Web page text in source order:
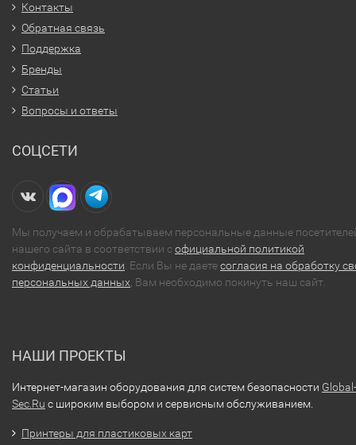
Контакты
Обратная связь
Поддержка
Бренды
Статьи
Вопросы и ответы
СОЦСЕТИ
Мы получаем и обрабатываем персональные данные
нашего сайта в соответствии софициальной политикой
конфиденциальности. Если Вы не даетесогласия на обработку
персональных данных, Вам необходимо покинуть наш сайт.
НАШИ ПРОЕКТЫ
Интернет-магазин оборудования для систем безопасности Global-
Sec.Ru с широким выбором и сервисным обслуживанием.
Принтеры для пластиковых карт